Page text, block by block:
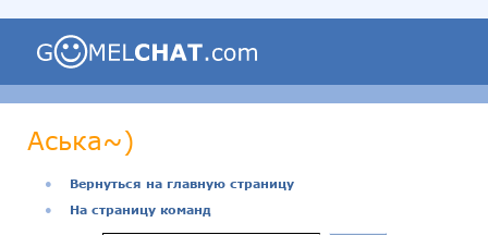
Аська~)
●
Вернуться на главную страницу
●
На страницу команд